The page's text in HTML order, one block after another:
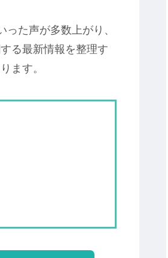
た声が多数上がり、
る最新情報を整理す
ます。